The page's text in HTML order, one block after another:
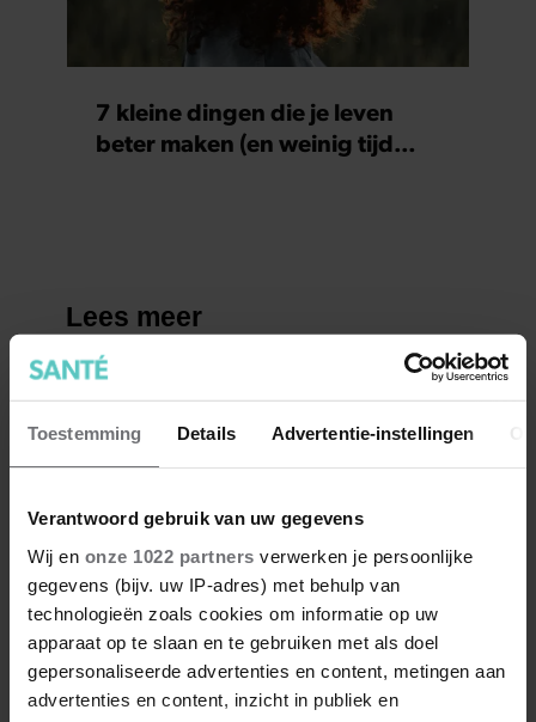
Toestemming Details Advertentie-instellingen
Verantwoord gebruik van uw gegevens
Wij en onze 1022 partners verwerken je persoonlijke
gegevens (bijv. uw IP-adres) met behulp van
technologieën zoals cookies om informatie op uw
apparaat op te slaan en te gebruiken met als doel
gepersonaliseerde advertenties en content, metingen aan
advertenties en content, inzicht in publiek en
7 kleine dingen die je leven
beter maken (en weinig tijd